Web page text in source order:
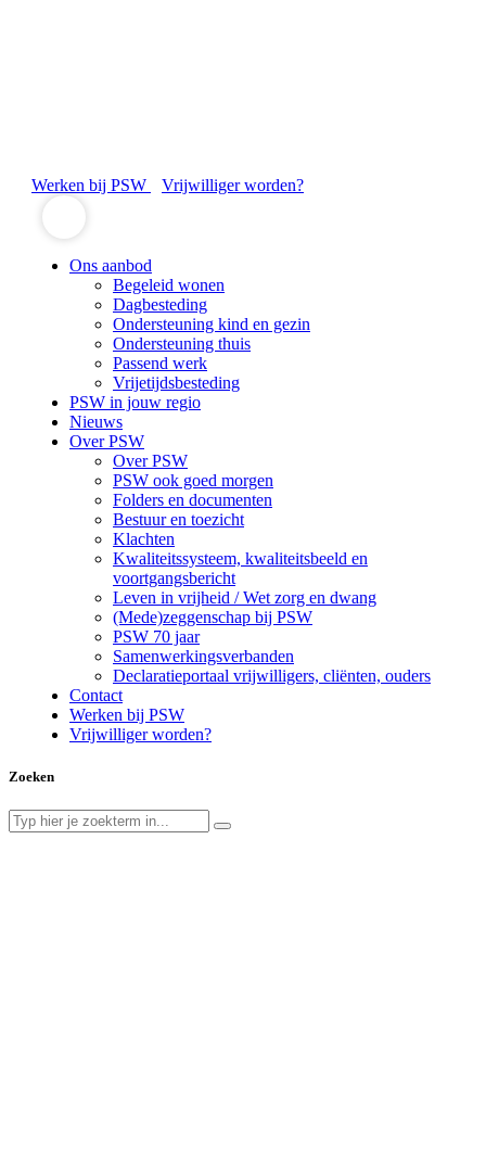
Werken bij PSW Vrijwilliger worden?
Ons aanbod
Begeleid wonen
Dagbesteding
Ondersteuning kind en gezin
Ondersteuning thuis
Passend werk
Vrijetijdsbesteding
PSW in jouw regio
Nieuws
Over PSW
Over PSW
PSW ook goed morgen
Folders en documenten
Bestuur en toezicht
Klachten
Kwaliteitssysteem, kwaliteitsbeeld en
voortgangsbericht
Leven in vrijheid / Wet zorg en dwang
(Mede)zeggenschap bij PSW
PSW 70 jaar
Samenwerkingsverbanden
Declaratieportaal vrijwilligers, cliënten, ouders
Contact
Werken bij PSW
Vrijwilliger worden?
Zoeken